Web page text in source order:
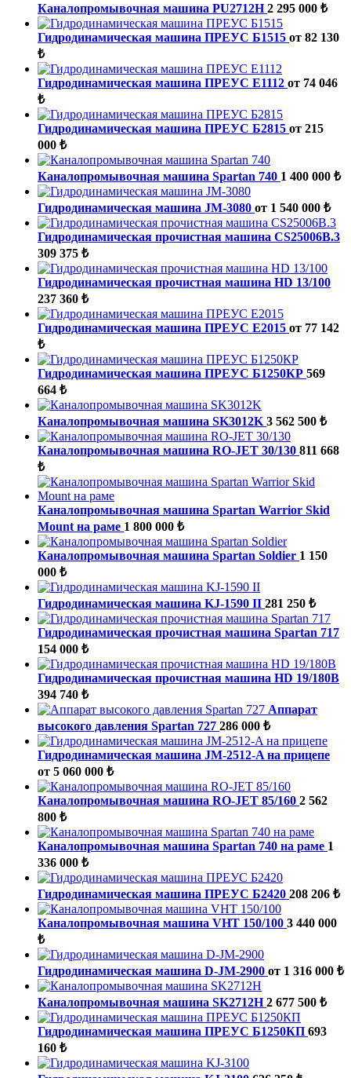
Каналопромывочная машина PU2712H 2 295 000 ₺
Гидродинамическая машина ПРЕУС Б1515 от 82 130
₺
Гидродинамическая машина ПРЕУС Е1112 от 74 046
₺
Гидродинамическая машина ПРЕУС Б2815 от 215
000 ₺
Каналопромывочная машина Spartan 740 1 400 000 ₺
Гидродинамическая машина JM-3080 от 1 540 000 ₺
Гидродинамическая прочистная машина CS25006B.3
309 375 ₺
Гидродинамическая прочистная машина HD 13/100
237 360 ₺
Гидродинамическая машина ПРЕУС Е2015 от 77 142
₺
Гидродинамическая машина ПРЕУС Б1250КР 569
664 ₺
Каналопромывочная машина SK3012K 3 562 500 ₺
Каналопромывочная машина RO-JET 30/130 811 668
₺
Каналопромывочная машина Spartan Warrior Skid
Mount на раме 1 800 000 ₺
Каналопромывочная машина Spartan Soldier 1 150
000 ₺
Гидродинамическая машина KJ-1590 II 281 250 ₺
Гидродинамическая прочистная машина Spartan 717
154 000 ₺
Гидродинамическая прочистная машина HD 19/180B
394 740 ₺
Аппарат
высокого давления Spartan 727 286 000 ₺
Гидродинамическая машина JM-2512-A на прицепе
от 5 060 000 ₺
Каналопромывочная машина RO-JET 85/160 2 562
800 ₺
Каналопромывочная машина Spartan 740 на раме 1
336 000 ₺
Гидродинамическая машина ПРЕУС Б2420 208 206 ₺
Каналопромывочная машина VHT 150/100 3 440 000
₺
Гидродинамическая машина D-JM-2900 от 1 316 000 ₺
Каналопромывочная машина SK2712H 2 677 500 ₺
Гидродинамическая машина ПРЕУС Б1250КП 693
160 ₺